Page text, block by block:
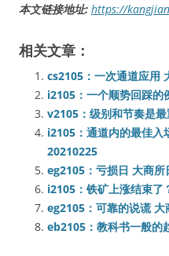
本文链接地址: https://
相关文章：
cs2105：一次通道应用
i2105：一个顺势回踩的
v2105：级别和节奏是
i2105：通道内的最佳入
20210225
eg2105：亏损日 大商
i2105：铁矿上涨结束
eg2105：可靠的说谎
eb2105：教科书一般的